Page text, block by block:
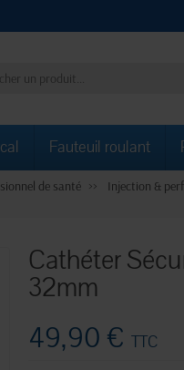
Fauteuil roulant
de santé Injection &
Cathéter
32mm
49,90 €TTC